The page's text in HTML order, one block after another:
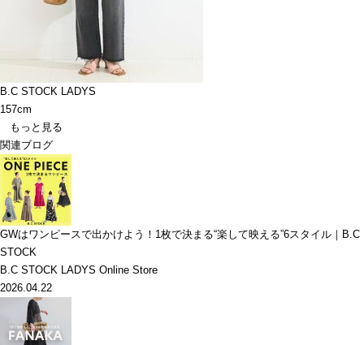
B.C STOCK LADYS
157cm
もっと見る
関連ブログ
GWはワンピースで出かけよう！1枚で決まる“楽して映える”6スタイル｜B.C
STOCK
B.C STOCK LADYS Online Store
2026.04.22